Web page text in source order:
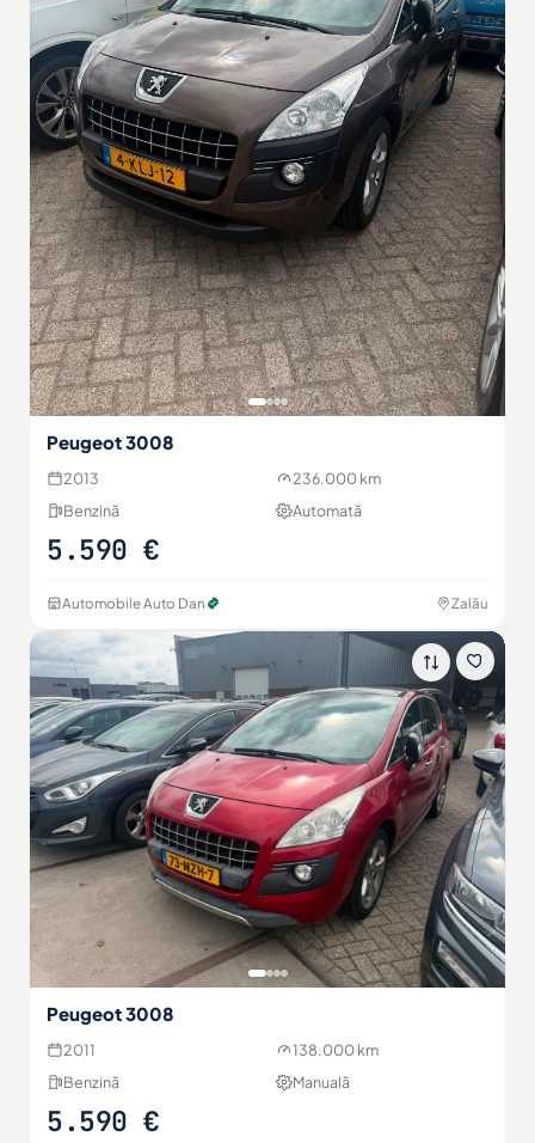
Peugeot 3008
2013
236.000 km
Benzină
Automată
5.590 €
Automobile Auto Dan Zalău
Peugeot 3008
2011
138.000 km
Benzină
Manuală
5.590 €